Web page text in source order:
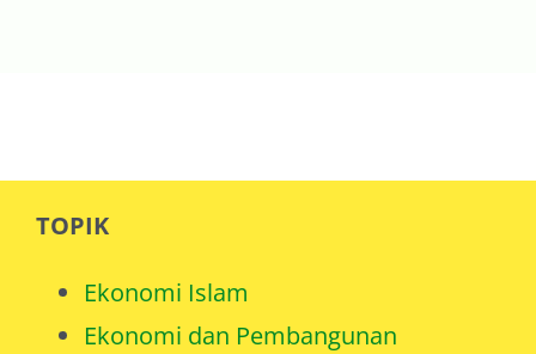
TOPIK
Ekonomi Islam
Ekonomi dan Pembangunan